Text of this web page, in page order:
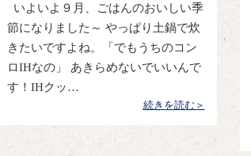
いよいよ９月、ごはんのおいしい季
節になりました～ やっぱり土鍋で炊
きたいですよね。「でもうちのコン
ロIHなの」 あきらめないでいいんで
す！IHクッ…
続きを読む＞